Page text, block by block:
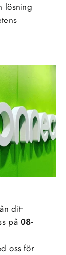
lösning
ditt
på 08-
oss för